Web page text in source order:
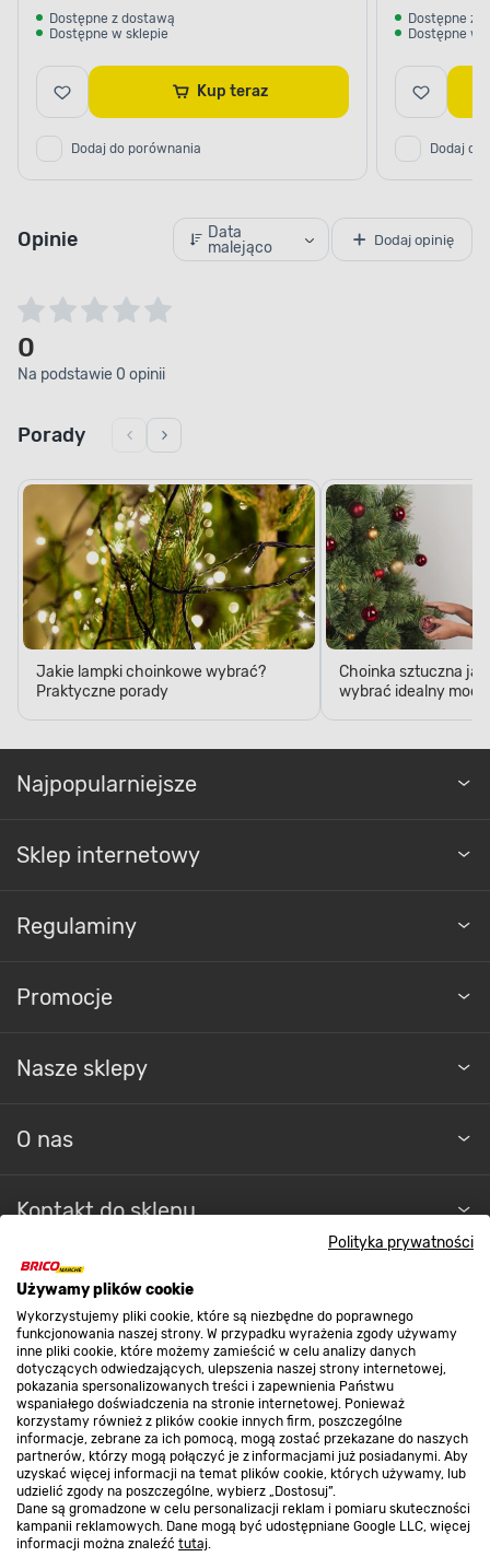
Polityka prywatności
Używamy plików cookie
Wykorzystujemy pliki cookie, które są niezbędne do poprawnego
funkcjonowania naszej strony. W przypadku wyrażenia zgody używamy
inne pliki cookie, które możemy zamieścić w celu analizy danych
dotyczących odwiedzających, ulepszenia naszej strony internetowej,
pokazania spersonalizowanych treści i zapewnienia Państwu
wspaniałego doświadczenia na stronie internetowej. Ponieważ
korzystamy również z plików cookie innych firm, poszczególne
informacje, zebrane za ich pomocą, mogą zostać przekazane do naszych
partnerów, którzy mogą połączyć je z informacjami już posiadanymi. Aby
uzyskać więcej informacji na temat plików cookie, których używamy, lub
udzielić zgody na poszczególne, wybierz „Dostosuj”.
Dane są gromadzone w celu personalizacji reklam i pomiaru skuteczności
kampanii reklamowych. Dane mogą być udostępniane Google LLC, więcej
informacji można znaleźć tutaj.
Dostępne z dostawą
Dostępne w sklepie
Kup teraz
Dodaj do porównania
Dostępne z
Dostępne w
Dodaj do
Opinie
Data
malejąco
Dodaj opinię
0
Na podstawie 0 opinii
Porady
Jakie lampki choinkowe wybrać?
Praktyczne porady
Choinka sztuczna
wybrać idealny
Najpopularniejsze
Sklep internetowy
Regulaminy
Promocje
Nasze sklepy
O nas
Kontakt do sklepu
Strefa biznesu
Dołącz do nas
Metody płatności